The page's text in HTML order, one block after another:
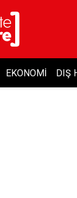
EKONOMI DIŞ